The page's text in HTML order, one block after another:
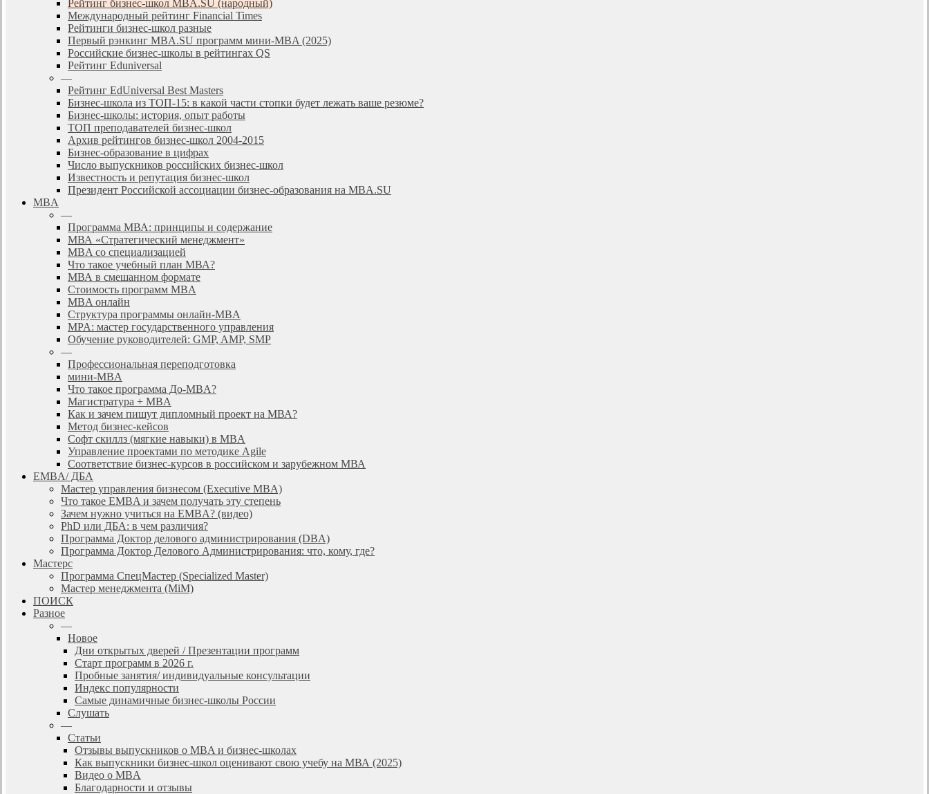
Рейтинг бизнес-школ MBA.SU (народный)
Международный рейтинг Financial Times
Рейтинги бизнес-школ разные
Первый рэнкинг MBA.SU программ мини-MBA (2025)
Российские бизнес-школы в рейтингах QS
Рейтинг Eduniversal
—
Рейтинг EdUniversal Best Masters
Бизнес-школа из ТОП-15: в какой части стопки будет лежать ваше резюме?
Бизнес-школы: история, опыт работы
ТОП преподавателей бизнес-школ
Архив рейтингов бизнес-школ 2004-2015
Бизнес-образование в цифрах
Число выпускников российских бизнес-школ
Известность и репутация бизнес-школ
Президент Российской ассоциации бизнес-образования на MBA.SU
MBA
—
Программа МВА: принципы и содержание
МВА «Cтратегический менеджмент»
MBA со специализацией
Что такое учебный план МВА?
МВА в смешанном формате
Стоимость программ MBA
MBA онлайн
Cтруктура программы онлайн-MBA
MPA: мастер государственного управления
Обучение руководителей: GMP, AMP, SMP
—
Профессиональная переподготовка
мини-MBA
Что такое программа До-MBA?
Магистратура + MBA
Как и зачем пишут дипломный проект на МВА?
Метод бизнес-кейсов
Софт скиллз (мягкие навыки) в MBA
Управление проектами по методике Agile
Соответствие бизнес-курсов в российском и зарубежном МВА
EMBA/ ДБA
Мастер управления бизнесом (Executive MBA)
Что такое EMBA и зачем получать эту степень
Зачем нужно учиться на EMBA? (видео)
PhD или ДБА: в чем различия?
Программа Доктор делового администрирования (DBА)
Программа Доктор Делового Администрирования: что, кому, где?
Мастерс
Программа СпецМастер (Specialized Master)
Мастер менеджмента (MiM)
ПОИСК
Разное
—
Новое
Дни открытых дверей / Презентации программ
Старт программ в 2026 г.
Пробные занятия/ индивидуальные консультации
Индекс популярности
Самые динамичные бизнес-школы России
Слушать
—
Статьи
Отзывы выпускников о MBA и бизнес-школах
Как выпускники бизнес-школ оценивают свою учебу на МВА (2025)
Видео о MBA
Благодарности и отзывы